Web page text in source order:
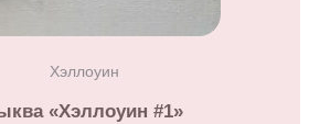
Хэллоуин
«Хэллоуин #1»